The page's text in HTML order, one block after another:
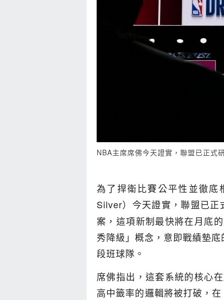
NBA主席席佛今天證實，聯盟已正式
為了捍衛比賽公平性並徹底
Silver）今天證實，聯盟已
案，這項新制最快將在月底
秀降級」概念，意即戰績墊
段班球隊。
席佛指出，這套系統的核心
高中籤率的邏輯將被打破，